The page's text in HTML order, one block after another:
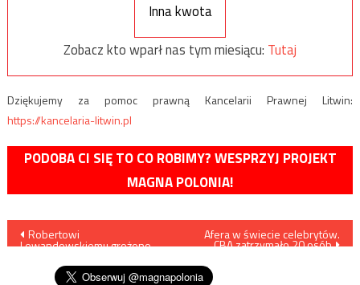
Inna kwota
Zobacz kto wparł nas tym miesiącu: Tutaj
Dziękujemy za pomoc prawną Kancelarii Prawnej Litwin:
https://kancelaria-litwin.pl
PODOBA CI SIĘ TO CO ROBIMY? WESPRZYJ PROJEKT
MAGNA POLONIA!
Nawigacja
wpisu
Robertowi
Lewandowskiemu grożono
Afera w świecie celebrytów.
CBA zatrzymało 20 osób